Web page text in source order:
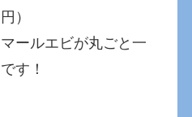
）
ールエビが丸ごと一
す！